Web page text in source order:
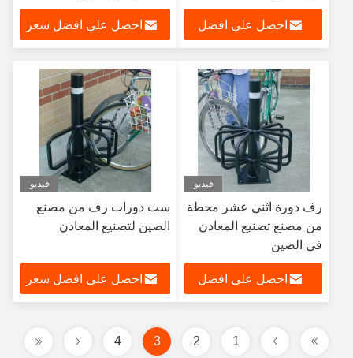
احصل على افضل احصل على افضل سعر
فيديو
رف دورة اثني عشر محطة
من مصنع تصنيع المعادن
في الصين
احصل على افضل
فيديو
ست دورات رف من مصنع
الصين لتصنيع المعادن
احصل على افضل سعر
1
2
3
4